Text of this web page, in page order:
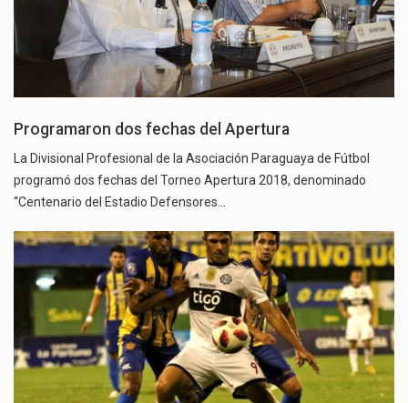
Programaron dos fechas del Apertura
La Divisional Profesional de la Asociación Paraguaya de Fútbol
programó dos fechas del Torneo Apertura 2018, denominado
“Centenario del Estadio Defensores…